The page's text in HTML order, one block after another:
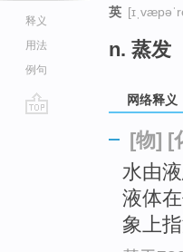
释义
用法
例句
英
n. 蒸发
网络释义
[物] [
水由
液体
象上